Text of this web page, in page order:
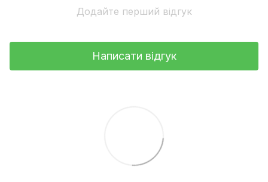
Додайте перший відгук
Написати відгук